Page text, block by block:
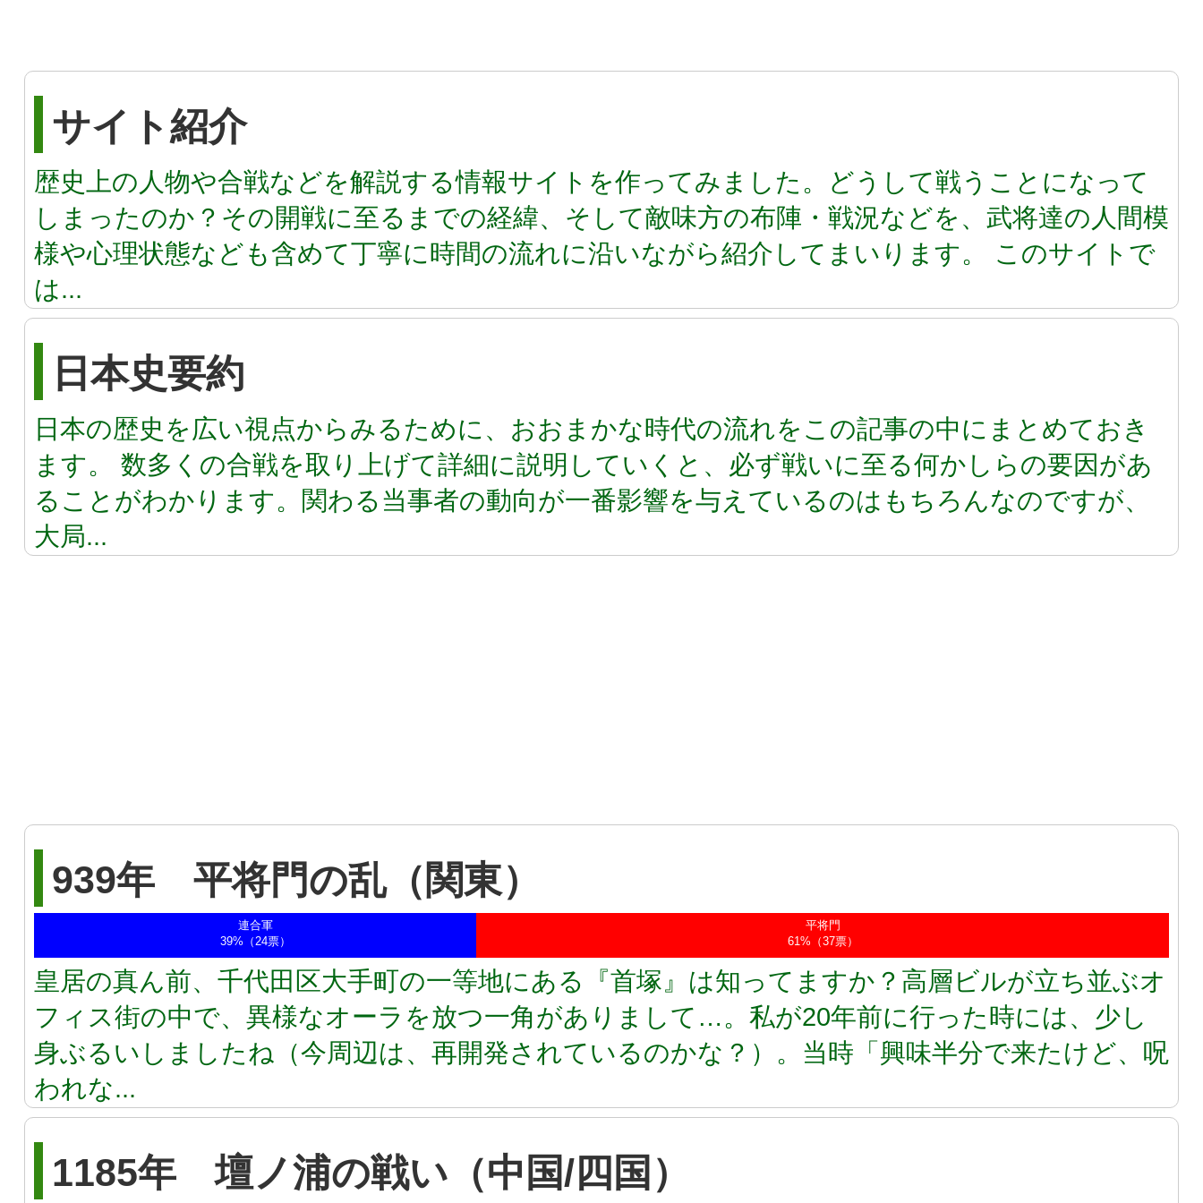
サイト紹介
歴史上の人物や合戦などを解説する情報サイトを作ってみました。どうして戦うことになって
しまったのか？その開戦に至るまでの経緯、そして敵味方の布陣・戦況などを、武将達の人間模
様や心理状態なども含めて丁寧に時間の流れに沿いながら紹介してまいります。 このサイトで
は...
日本史要約
日本の歴史を広い視点からみるために、おおまかな時代の流れをこの記事の中にまとめておき
ます。 数多くの合戦を取り上げて詳細に説明していくと、必ず戦いに至る何かしらの要因があ
ることがわかります。関わる当事者の動向が一番影響を与えているのはもちろんなのですが、
大局...
939年 平将門の乱（関東）
連合軍
39%（24票）
平将門
61%（37票）
皇居の真ん前、千代田区大手町の一等地にある『首塚』は知ってますか？高層ビルが立ち並ぶオ
フィス街の中で、異様なオーラを放つ一角がありまして…。私が20年前に行った時には、少し
身ぶるいしましたね（今周辺は、再開発されているのかな？）。当時「興味半分で来たけど、呪
われな...
1185年 壇ノ浦の戦い（中国/四国）